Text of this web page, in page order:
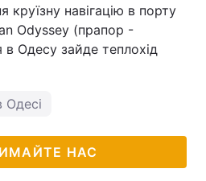
круїзну навігацію в порту
Odyssey (прапор -
Одесу зайде теплохід
Одесі
НАС